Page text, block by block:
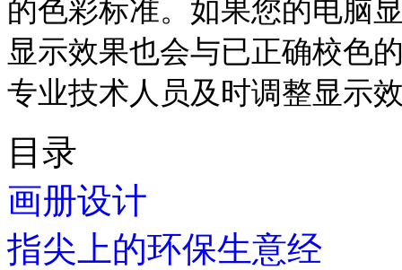
的色彩标准。如果您的电脑
显示效果也会与已正确校色
专业技术人员及时调整显示
目录
画册设计
指尖上的环保生意经